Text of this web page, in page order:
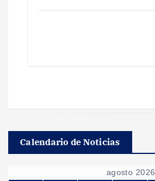
Calendario de Noticias
agosto 2026